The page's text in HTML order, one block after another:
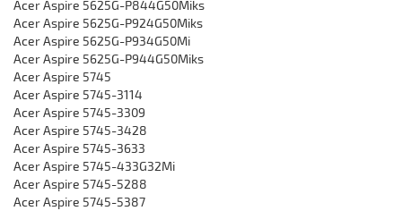
Acer Aspire 5625G-P844G50Miks
Acer Aspire 5625G-P924G50Miks
Acer Aspire 5625G-P934G50Mi
Acer Aspire 5625G-P944G50Miks
Acer Aspire 5745
Acer Aspire 5745-3114
Acer Aspire 5745-3309
Acer Aspire 5745-3428
Acer Aspire 5745-3633
Acer Aspire 5745-433G32Mi
Acer Aspire 5745-5288
Acer Aspire 5745-5387